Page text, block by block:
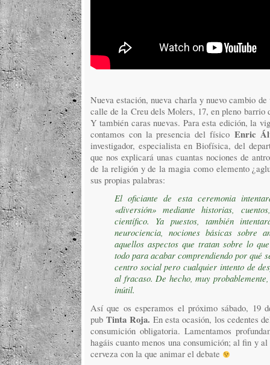
Nueva estación, nueva charla y nuevo cambio
calle de la Creu dels Molers, 17, en pleno barrio
Y también caras nuevas. Para esta edición, la
contamos con la presencia del físico Enric
investigador, especialista en Biofísica, del
que nos explicará unas cuantas nociones de
de la religión y de la magia como elemento
sus propias palabras:
El oficiante de esta ceremonia
«diversión» mediante historias,
científico. Ya puestos, también
neurociencia, nociones básicas sobre
aquellos aspectos que tratan sobre lo
todo para acabar comprendiendo por qué
centro social pero cualquier intento de
al fracaso. De hecho, muy
inútil.
Así que os esperamos el próximo sábado, 19
pubTinta Roja. En esta ocasión, los cedentes
consumición obligatoria. Lamentamos
hagáis cuanto menos una consumición; al fin y
cerveza con la que animar el debate